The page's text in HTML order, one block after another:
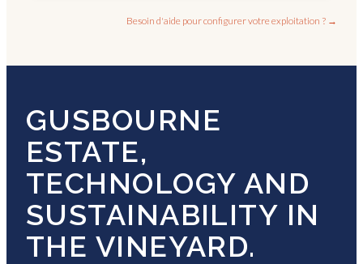
Besoin d'aide pour configurer votre exploitation ? →
GUSBOURNE
ESTATE,
TECHNOLOGY AND
SUSTAINABILITY IN
THE VINEYARD.